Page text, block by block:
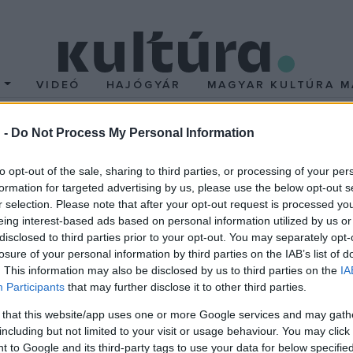
- Do Not Process My Personal Information
opt-out of the sale, sharing to third parties, or processing of your
for targeted advertising by us, please use the below opt-out
selection. Please note that after your opt-out request is processed
interest-based ads based on personal information utilized by us
to third parties prior to your opt-out. You may separately
of your personal information by third parties on the IAB’s list of
This information may also be disclosed by us to third parties on the
Participants that may further disclose it to other third parties.
that this website/app uses one or more Google services and may
but not limited to your visit or usage behaviour. You may
to Google and its third-party tags to use your data for below
VIDEÓ HAJÓGYÁR MAGYAR KULTÚRA
hallgatói, fiatal oktatói online kortárs irodalmi lapot
utca 4., Szabó Ervin Könyvtár bejáratával szemben),
Attila, Spirnyák Balázs, Tolvaj Zoltán, Vincze Anna.
? kritika; nautilus ? próza; vers vagy te is ? vers; pólus?
Borbáth Péter, Dósa Eszter, Jeney Zoltán, Kránicz